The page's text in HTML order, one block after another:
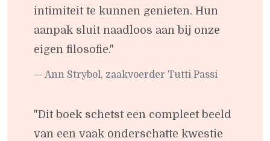
intimiteit te kunnen genieten. Hun
aanpak sluit naadloos aan bij onze
eigen filosofie."
Ann Strybol, zaakvoerder Tutti Passi
"Dit boek schetst een compleet beeld
van een vaak onderschatte kwestie